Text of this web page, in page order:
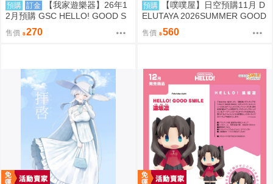
預購 訂金
【我家遊樂器】26年1
2月預購 GSC HELLO! GOOD S
MILE Fate/stay night 間桐櫻
售價 270
預購
【噗噗屋】日空預購11月 D
ELUTAYA 2026SUMMER GOOD
S 夏季商品
售價 560